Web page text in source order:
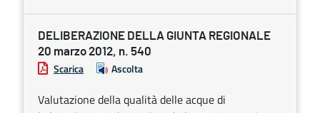
DELIBERAZIONE DELLA GIUNTA REGIONALE
20 marzo 2012, n. 540
Scarica Ascolta
Valutazione della qualità delle acque di